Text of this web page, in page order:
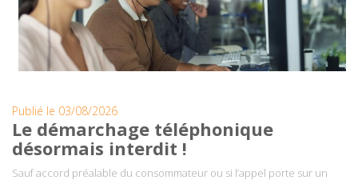
Publié le 03/08/2026
Le démarchage téléphonique
désormais interdit !
Sauf accord préalable du consommateur ou si l’appel porte sur un